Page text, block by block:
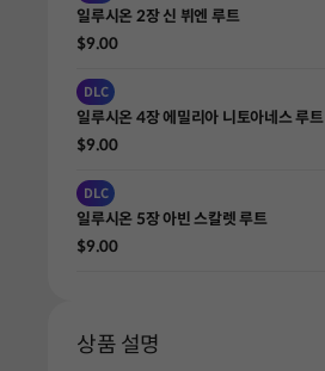
일루시온 2장 신 뷔엔 루트
$9.00
DLC
일루시온 4장 에밀리아 니토아네스 루트
$9.00
DLC
일루시온 5장 아빈 스칼렛 루트
$9.00
상품 설명